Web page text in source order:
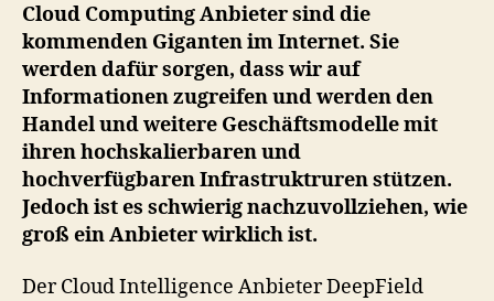
Cloud Computing Anbieter sind die
kommenden Giganten im Internet. Sie
werden dafür sorgen, dass wir auf
Informationen zugreifen und werden den
Handel und weitere Geschäftsmodelle mit
ihren hochskalierbaren und
hochverfügbaren Infrastruktruren stützen.
Jedoch ist es schwierig nachzuvollziehen, wie
groß ein Anbieter wirklich ist.
Der Cloud Intelligence Anbieter DeepField